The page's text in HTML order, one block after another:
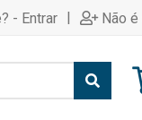
- Entrar | Não